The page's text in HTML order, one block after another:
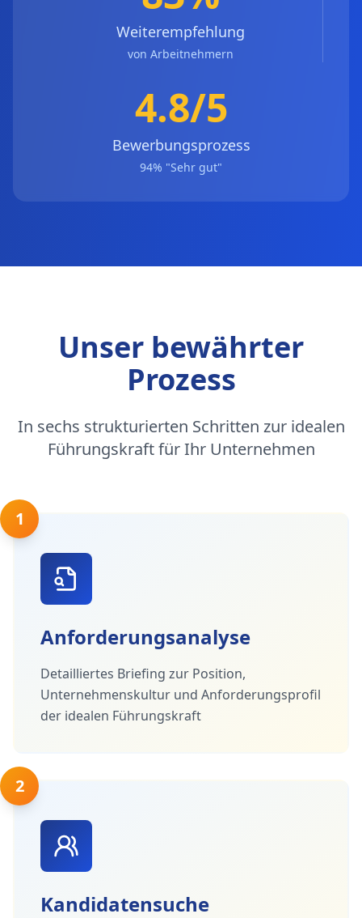
Weiterempfehlung
von Arbeitnehmern
4.8/5
Bewerbungsprozess
94% "Sehr gut"
Unser bewährter
Prozess
In sechs strukturierten Schritten zur idealen
Führungskraft für Ihr Unternehmen
1
Anforderungsanalyse
Detailliertes Briefing zur Position,
Unternehmenskultur und Anforderungsprofil
der idealen Führungskraft
2
Kandidatensuche